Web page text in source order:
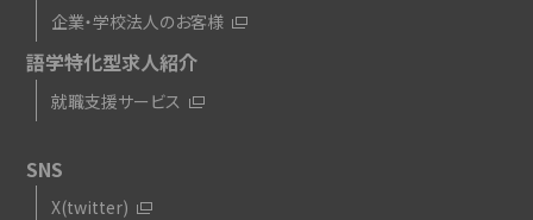
企業・学校法人のお客様
語学特化型求人紹介
就職支援サービス
SNS
X(twitter)